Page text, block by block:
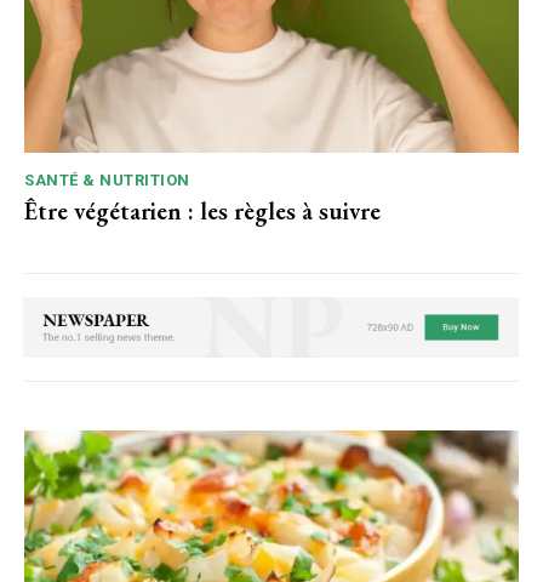
SANTÉ & NUTRITION
Être végétarien : les règles à suivre